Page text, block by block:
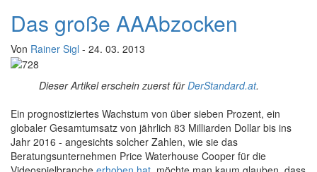
Das große AAAbzocken
Von Rainer Sigl - 24. 03. 2013
Dieser Artikel erschein zuerst fürDerStandard.at.
Ein prognostiziertes Wachstum von über sieben Prozent, ein
globaler Gesamtumsatz von jährlich 83 Milliarden Dollar bis ins
Jahr 2016 - angesichts solcher Zahlen, wie sie das
Beratungsunternehmen Price Waterhouse Cooper für die